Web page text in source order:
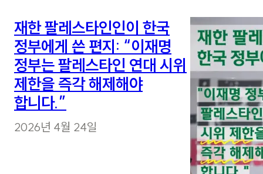
재한 팔레스타인인이 한국
정부에게 쓴 편지: “이재명
정부는 팔레스타인 연대 시위
제한을 즉각 해제해야
합니다.”
2026년 4월 24일